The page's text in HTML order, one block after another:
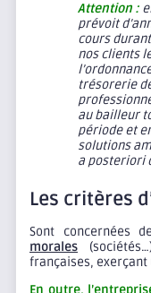
Attention :
prévoit
cours
nos clients
trésorerie
au bailleur
période et
solutions
a posteriori
Les critères
Sont concernées
morales
françaises,